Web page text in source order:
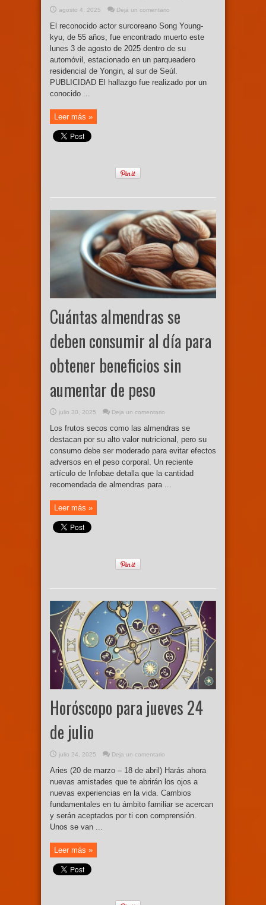
agosto 4, 2025 Deja un comentario
El reconocido actor surcoreano Song Young-
kyu, de 55 años, fue encontrado muerto este
lunes 3 de agosto de 2025 dentro de su
automóvil, estacionado en un parqueadero
residencial de Yongin, al sur de Seúl.
PUBLICIDAD El hallazgo fue realizado por un
conocido ...
Leer más »
Cuántas almendras se
deben consumir al día para
obtener beneficios sin
aumentar de peso
julio 30, 2025 Deja un comentario
Los frutos secos como las almendras se
destacan por su alto valor nutricional, pero su
consumo debe ser moderado para evitar efectos
adversos en el peso corporal. Un reciente
artículo de Infobae detalla que la cantidad
recomendada de almendras para ...
Leer más »
Horóscopo para jueves 24
de julio
julio 24, 2025 Deja un comentario
Aries (20 de marzo – 18 de abril) Harás ahora
nuevas amistades que te abrirán los ojos a
nuevas experiencias en la vida. Cambios
fundamentales en tu ámbito familiar se acercan
y serán aceptados por ti con comprensión.
Unos se van ...
Leer más »